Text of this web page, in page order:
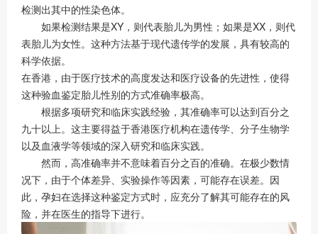
检测出其中的性染色体。
如果检测结果是XY，则代表胎儿为男性；如果是XX，则代
表胎儿为女性。这种方法基于现代遗传学的发展，具有较高的
科学依据。
在香港，由于医疗技术的高度发达和医疗设备的先进性，使得
这种验血鉴定胎儿性别的方式准确率极高。
根据多项研究和临床实践经验，其准确率可以达到百分之
九十以上。这主要得益于香港医疗机构在遗传学、分子生物学
以及血液学等领域的深入研究和临床实践。
然而，高准确率并不意味着百分之百的准确。在极少数情
况下，由于个体差异、实验操作等因素，可能存在误差。因
此，孕妇在选择这种鉴定方式时，应充分了解其可能存在的风
险，并在医生的指导下进行。